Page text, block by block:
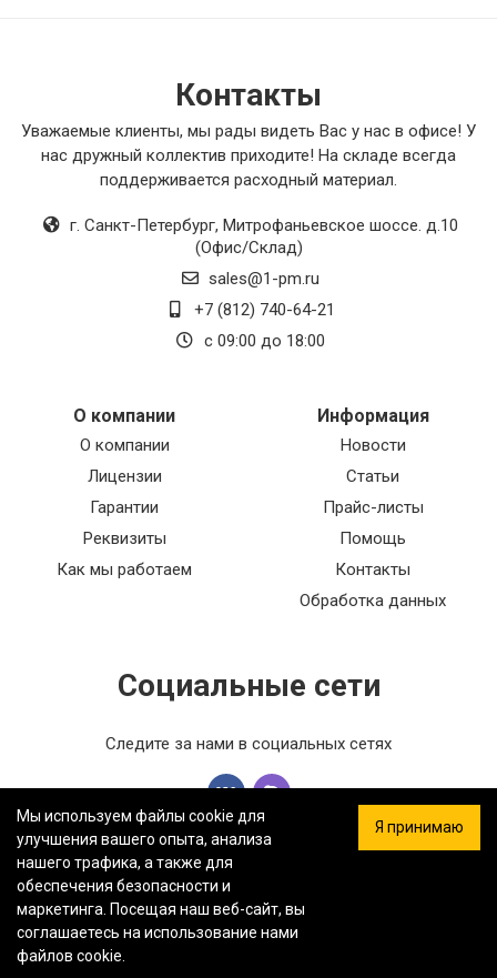
Контакты
Уважаемые клиенты, мы рады видеть Вас у нас в офисе! У
нас дружный коллектив приходите! На складе всегда
поддерживается расходный материал.
г. Санкт-Петербург, Митрофаньевское шоссе. д.10
(Офис/Склад)
sales@1-pm.ru
+7 (812) 740-64-21
с 09:00 до 18:00
О компании
О компании
Лицензии
Гарантии
Реквизиты
Как мы работаем
Информация
Новости
Статьи
Прайс-листы
Помощь
Контакты
Обработка данных
Социальные сети
Следите за нами в социальных сетях
ООО «ФЕРСТ МАСТЕР» — Информация на сайте не является
публичной офертой.
Политика конфиденциальности.
Мы используем файлы cookie для
улучшения вашего опыта, анализа
нашего трафика, а также для
обеспечения безопасности и
маркетинга. Посещая наш веб-сайт, вы
соглашаетесь на использование нами
файлов cookie.
Я принимаю